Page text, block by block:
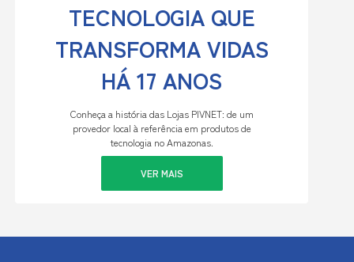
TECNOLOGIA QUE
TRANSFORMA VIDAS
HÁ 17 ANOS
Conheça a história das Lojas PIVNET: de um
provedor local à referência em produtos de
tecnologia no Amazonas.
VER MAIS